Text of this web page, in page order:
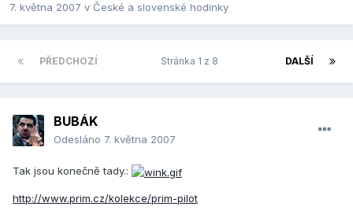
7. května 2007 v České a slovenské hodinky
PŘEDCHOZÍ DALŠÍ
Stránka 1 z 8
BUBÁK
Odesláno 7. května 2007
Tak jsou konečně tady.:
http://www.prim.cz/kolekce/prim-pilot